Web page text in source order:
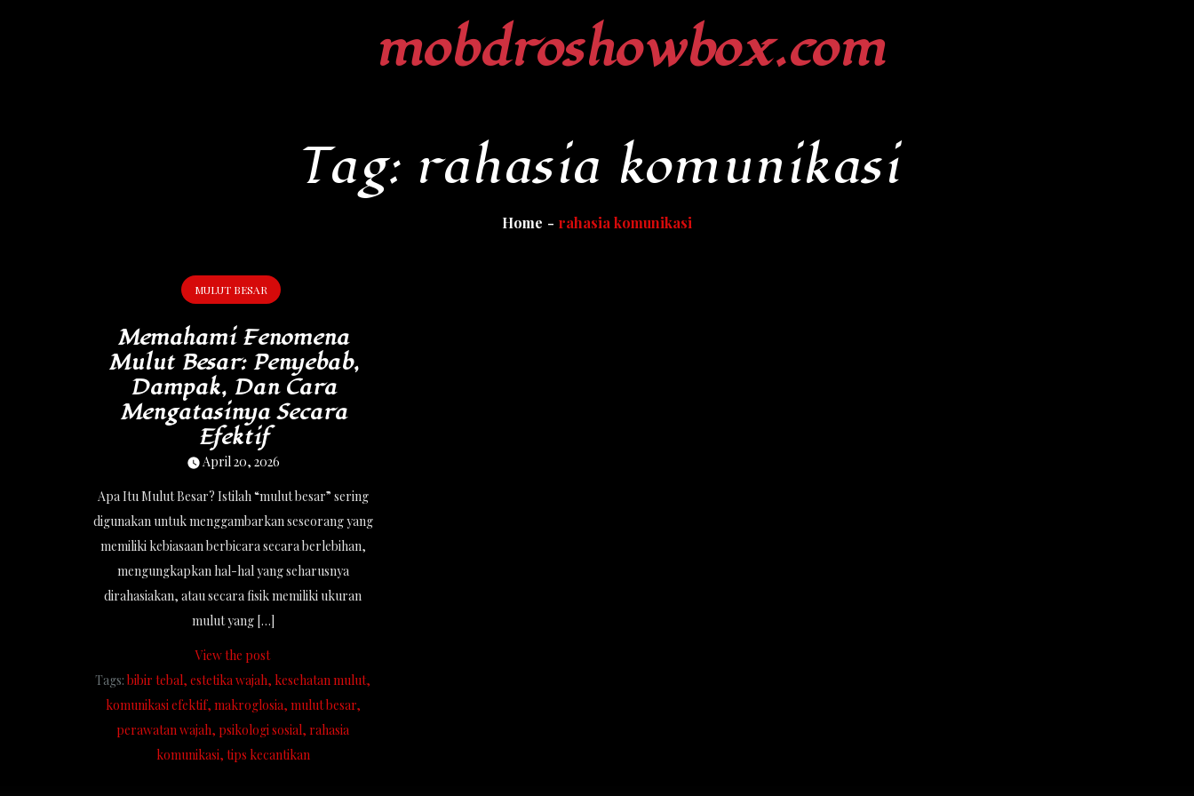
mobdroshowbox.com
Tag: rahasia komunikasi
Home rahasia komunikasi
MULUT BESAR
Memahami Fenomena
Mulut Besar: Penyebab,
Dampak, Dan Cara
Mengatasinya Secara
Efektif
April 20, 2026
Apa Itu Mulut Besar? Istilah “mulut besar” sering
digunakan untuk menggambarkan seseorang yang
memiliki kebiasaan berbicara secara berlebihan,
mengungkapkan hal-hal yang seharusnya
dirahasiakan, atau secara fisik memiliki ukuran
mulut yang […]
View the post
Tags:bibir tebal estetika wajah kesehatan mulut
komunikasi efektif makroglosia mulut besar
perawatan wajah psikologi sosial rahasia
komunikasi tips kecantikan